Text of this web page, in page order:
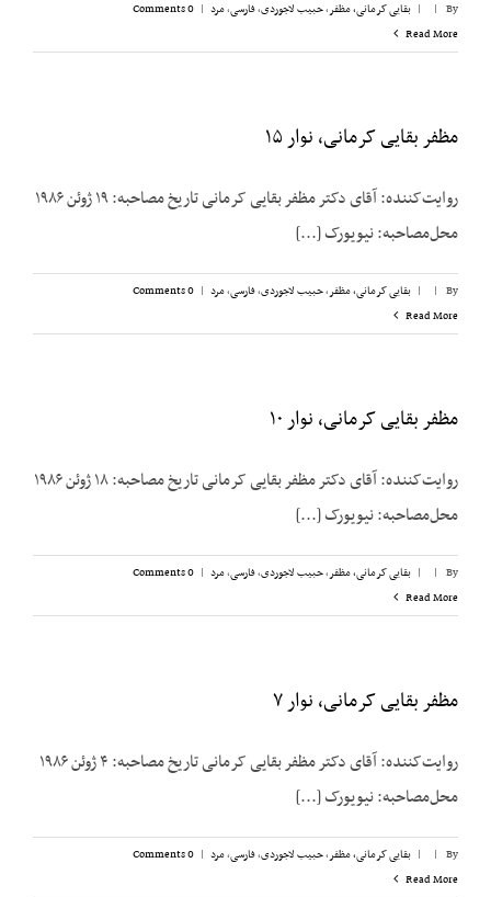
By
|
| بقایی کرمانی، مظفر,حبیب لاجوردی,فارسی,مرد |
0 Comments
Read More
مظفر بقایی کرمانی، نوار ۱۵
روایت‌کننده: آقای دکتر مظفر بقایی کرمانی تاریخ مصاحبه: ۱۹ ژوئن ۱۹۸۶
محل‌مصاحبه: نیویورک [...]
By
|
| بقایی کرمانی، مظفر,حبیب لاجوردی,فارسی,مرد |
0 Comments
Read More
مظفر بقایی کرمانی، نوار ۱۰
روایت‌کننده: آقای دکتر مظفر بقایی کرمانی تاریخ مصاحبه: ۱۸ ژوئن ۱۹۸۶
محل‌مصاحبه: نیویورک [...]
By
|
| بقایی کرمانی، مظفر,حبیب لاجوردی,فارسی,مرد |
0 Comments
Read More
مظفر بقایی کرمانی، نوار ۷
روایت‌کننده: آقای دکتر مظفر بقایی کرمانی تاریخ مصاحبه: ۴ ژوئن ۱۹۸۶
محل‌مصاحبه: نیویورک [...]
By
|
| بقایی کرمانی، مظفر,حبیب لاجوردی,فارسی,مرد |
0 Comments
Read More